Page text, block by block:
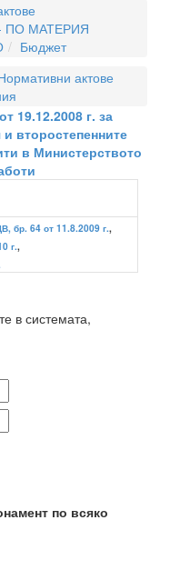
ПО МАТЕРИЯ
Бюджет
актове
19.12.2008 г. за
второстепенните
в Министерството
бр. 64 от 11.8.2009 г.,
г.,
в системата,
по всяко